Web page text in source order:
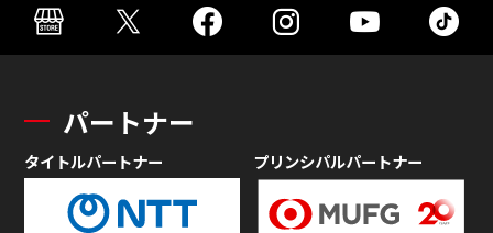
パートナー
タイトルパートナー プリンシパルパートナー